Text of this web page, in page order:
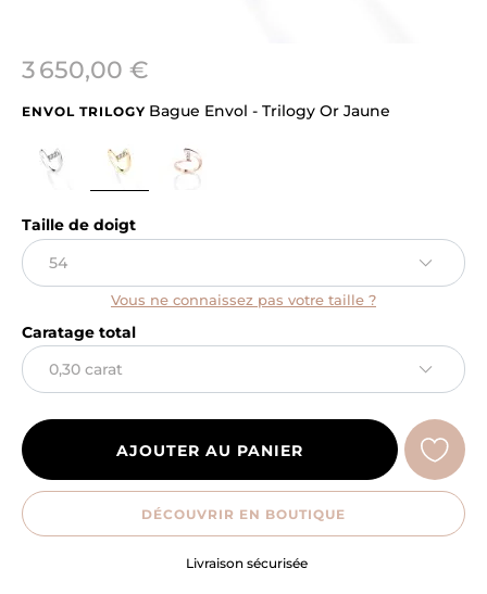
3 650,00 €
ENVOL TRILOGY Bague Envol - Trilogy Or Jaune
Taille de doigt
Vous ne connaissez pas votre taille ?
Caratage total
AJOUTER AU PANIER
DÉCOUVRIR EN BOUTIQUE
Engagement